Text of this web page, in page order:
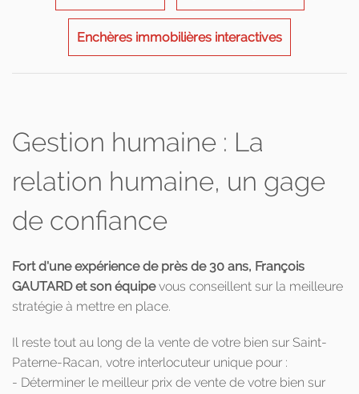
Enchères immobilières interactives
Gestion humaine : La
relation humaine, un gage
de confiance
Fort d'une expérience de près de 30 ans, François
GAUTARD et son équipevous conseillent sur la meilleure
stratégie à mettre en place.
Il reste tout au long de la vente de votre bien sur Saint-
Paterne-Racan, votre interlocuteur unique pour :
- Déterminer le meilleur prix de vente de votre bien sur